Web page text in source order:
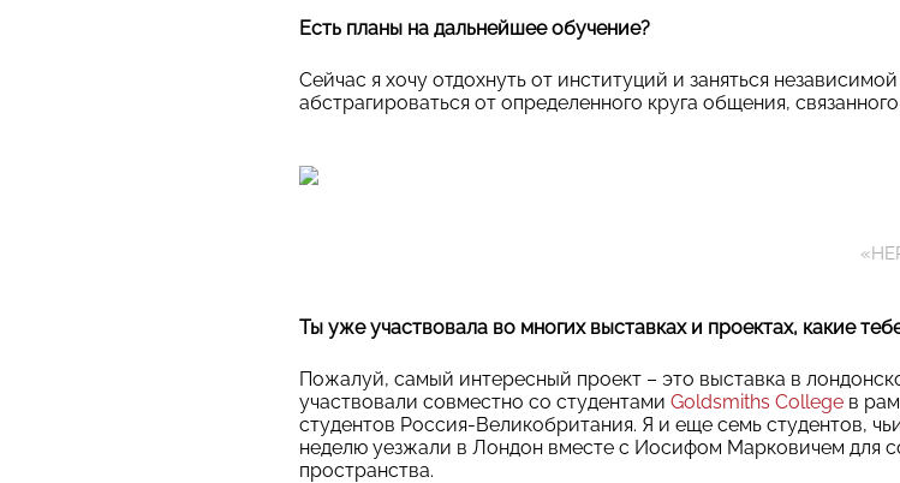
Есть планы на дальнейшее обучение?
Сейчас я хочу отдохнуть от институций и заняться
абстрагироваться от определенного круга общения,
Ты уже участвовала во многих выставках и проектах, какие
Пожалуй, самый интересный проект – это выставка в
участвовали совместно со студентами Goldsmiths College в
студентов Россия-Великобритания. Я и еще семь студентов,
неделю уезжали в Лондон вместе с Иосифом Марковичем для
пространства.